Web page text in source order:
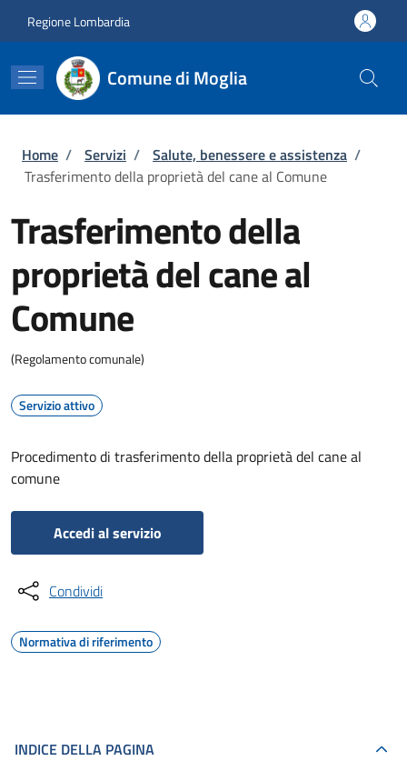
Regione Lombardia
Comune di Moglia
Briciole di pane
Home / Servizi / Salute, benessere e assistenza /
Trasferimento della proprietà del cane al Comune
Trasferimento della
proprietà del cane al
Comune
(Regolamento comunale)
Servizio attivo
Procedimento di trasferimento della proprietà del cane al
comune
Accedi al servizio
Condividi
Normativa di riferimento
INDICE DELLA PAGINA